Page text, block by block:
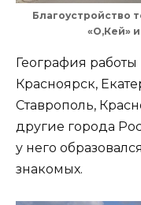
Благоустройство
«О,Кей»
География
Красноярск,
Ставрополь,
другие города
у него
знакомых.